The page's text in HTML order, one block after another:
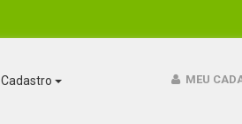
Cadastro MEU